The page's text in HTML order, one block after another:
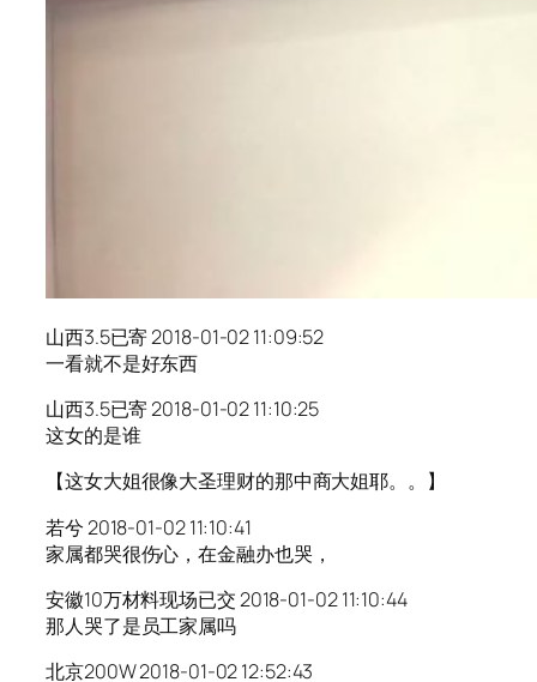
山西3.5已寄 2018-01-02 11:09:52
一看就不是好东西
山西3.5已寄 2018-01-02 11:10:25
这女的是谁
【这女大姐很像大圣理财的那中商大姐耶。。】
若兮 2018-01-02 11:10:41
家属都哭很伤心，在金融办也哭，
安徽10万材料现场已交 2018-01-02 11:10:44
那人哭了是员工家属吗
北京200W 2018-01-02 12:52:43